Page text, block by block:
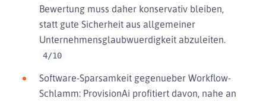
Bewertung muss daher konservativ bleiben,
statt gute Sicherheit aus allgemeiner
Unternehmensglaubwuerdigkeit abzuleiten.
4/10
Software-Sparsamkeit gegenueber Workflow-
Schlamm: ProvisionAi profitiert davon, nahe an